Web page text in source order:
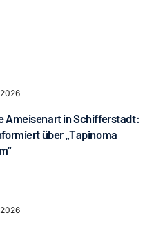
Ameisenart in Schifferstadt:
über „Tapinoma